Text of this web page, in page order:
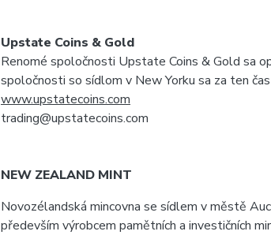
Upstate Coins & Gold
Renomé spoločnosti Upstate Coins & Gold sa
spoločnosti so sídlom v New Yorku sa za ten
www.upstatecoins.com
trading@upstatecoins.com
NEW ZEALAND MINT
Novozélandská mincovna se sídlem v městě
především výrobcem pamětních a investičních